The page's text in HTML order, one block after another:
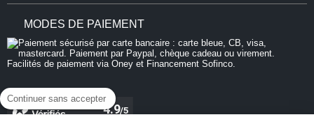
Continuer sans accepter
MODES DE PAIEMENT